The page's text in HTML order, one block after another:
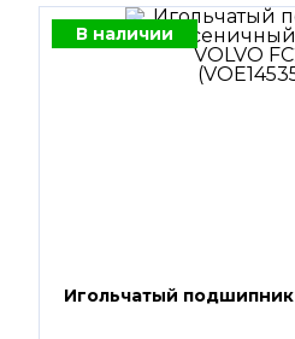
В наличии
Игольчатый подшипник